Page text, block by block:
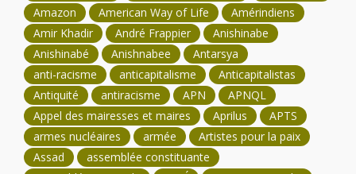
Amazon
American Way of Life
Amérindiens
Amir Khadir
André Frappier
Anishinabe
Anishinabé
Anishnabee
Antarsya
anti-racisme
anticapitalisme
Anticapitalistas
Antiquité
antiracisme APN
APNQL
Appel des mairesses et maires
Aprilus
APTS
armes nucléaires
armée
Artistes pour la paix
Assad
assemblée constituante